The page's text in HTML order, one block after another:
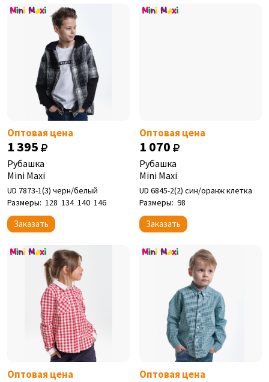
Оптовая цена
1 395
Рубашка
Mini Maxi
UD 7873-1(3) черн/белый
Размеры: 128 134 140 146
Заказать
Оптовая цена
1 070
Рубашка
Mini Maxi
UD 6845-2(2) син/оранж клетка
Размеры: 98
Заказать
Оптовая цена Оптовая цена